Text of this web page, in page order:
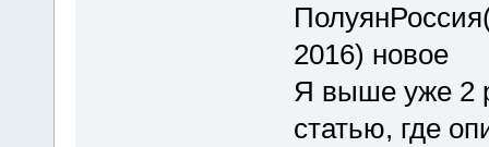
2016) новое
Я выше уже 2
статью, где